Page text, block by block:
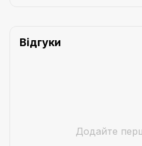
Відгуки
Додайте